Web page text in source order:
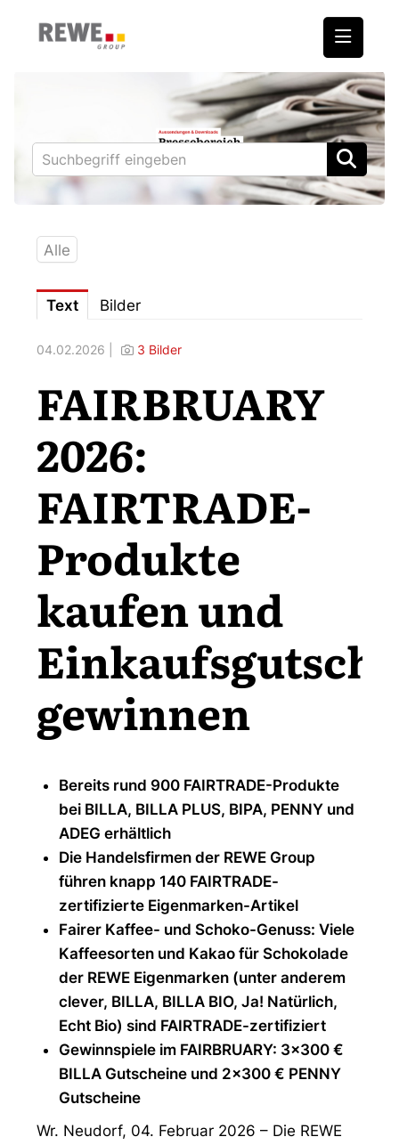
REWE International AG
BILLA
PENNY
BIPA
Downloads
Fotos – Vorstand
Kontakt
Alle
Text Bilder
04.02.2026 | 3 Bilder
FAIRBRUARY
2026:
FAIRTRADE-
Produkte
kaufen und
gewinnen
Bereits rund 900 FAIRTRADE-Produkte
bei BILLA, BILLA PLUS, BIPA, PENNY und
ADEG erhältlich
Die Handelsfirmen der REWE Group
führen knapp 140 FAIRTRADE-
zertifizierte Eigenmarken-Artikel
Fairer Kaffee- und Schoko-Genuss: Viele
Kaffeesorten und Kakao für Schokolade
der REWE Eigenmarken (unter anderem
clever, BILLA, BILLA BIO, Ja! Natürlich,
Echt Bio) sind FAIRTRADE-zertifiziert
Gewinnspiele im FAIRBRUARY: 3×300 €
BILLA Gutscheine und 2×300 € PENNY
Gutscheine
Wr. Neudorf, 04. Februar 2026 – Die REWE